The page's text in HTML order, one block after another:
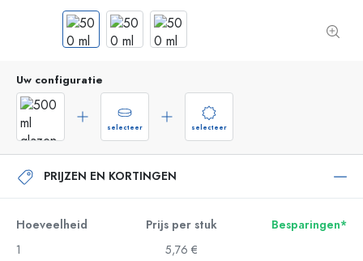
Uw configuratie
selecteer selecteer
PRIJZEN EN KORTINGEN
Hoeveelheid Prijs per stuk
Besparingen*
1
5,76 €